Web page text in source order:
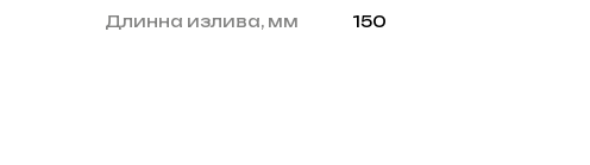
Длинна излива, мм 150